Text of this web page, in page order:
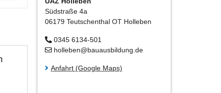
Südstraße 4a
06179 Teutschenthal OT Holleben
0345 6134-501
holleben@bauausbildung.de
Anfahrt (Google Maps)